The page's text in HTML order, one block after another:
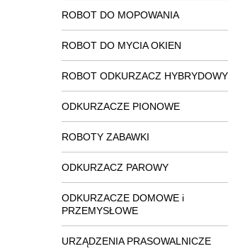
ROBOT DO MOPOWANIA
ROBOT DO MYCIA OKIEN
ROBOT ODKURZACZ HYBRYDOWY
ODKURZACZE PIONOWE
ROBOTY ZABAWKI
ODKURZACZ PAROWY
ODKURZACZE DOMOWE i
PRZEMYSŁOWE
URZĄDZENIA PRASOWALNICZE